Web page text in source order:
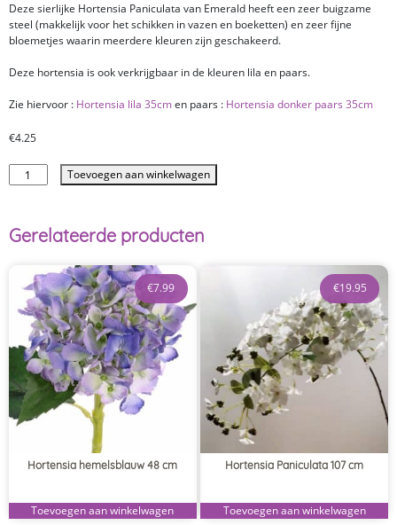
Deze sierlijke Hortensia Paniculata van Emerald heeft een zeer buigzame
steel (makkelijk voor het schikken in vazen en boeketten) en zeer fijne
bloemetjes waarin meerdere kleuren zijn geschakeerd.
Deze hortensia is ook verkrijgbaar in de kleuren lila en paars.
Zie hiervoor : Hortensia lila 35cmen paars : Hortensia donker paars 35cm
€4.25
Toevoegen aan winkelwagen
Gerelateerde producten
Hortensia hemelsblauw 48 cm
€7.99
Toevoegen aan winkelwagen
Hortensia Paniculata 107 cm
€19.95
Toevoegen aan winkelwagen